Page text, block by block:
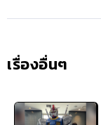
เรื่องอื่นๆ